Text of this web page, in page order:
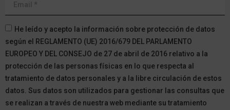
He leído y acepto la información sobre protección de datos
según el REGLAMENTO (UE) 2016/679 DEL PARLAMENTO
EUROPEO Y DEL CONSEJO de 27 de abril de 2016 relativo a la
protección de las personas físicas en lo que respecta al
tratamiento de datos personales y a la libre circulación de estos
datos. Sus datos son utilizados para gestionar las consultas que
se realizan a través de nuestra web mediante su tratamiento